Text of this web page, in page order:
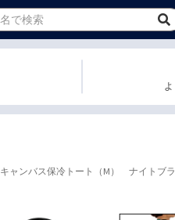
キャンバス保冷トート（M） ナイトブラ